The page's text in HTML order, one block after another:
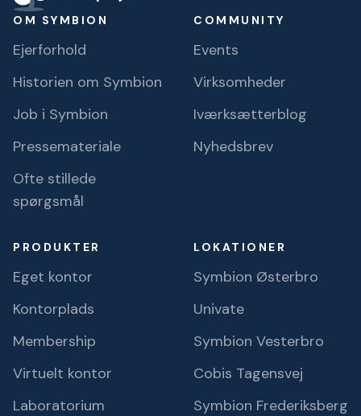
OM SYMBION
Ejerforhold
Historien om Symbion
Job i Symbion
Pressemateriale
Ofte stillede
spørgsmål
COMMUNITY
Events
Virksomheder
Iværksætterblog
Nyhedsbrev
PRODUKTER
Eget kontor
Kontorplads
Membership
Virtuelt kontor
Laboratorium
LOKATIONER
Symbion Østerbro
Univate
Symbion Vesterbro
Cobis Tagensvej
Symbion Frederiksberg